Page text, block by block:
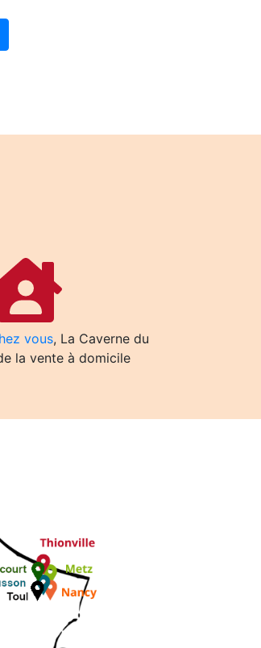
vous, La Caverne du
la vente à domicile